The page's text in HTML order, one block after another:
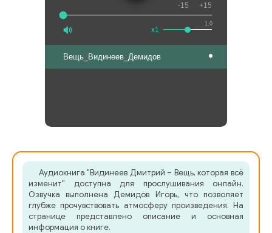
1.0
x1
-15 +15
Вещь_Видинеев_Демидов
Аудиокнига "Видинеев Дмитрий – Вещь, которая всё
изменит" доступна для прослушивания онлайн.
Озвучка выполнена Демидов Игорь, что позволяет
глубже прочувствовать атмосферу произведения. На
странице представлено описание и основная
информация о книге.